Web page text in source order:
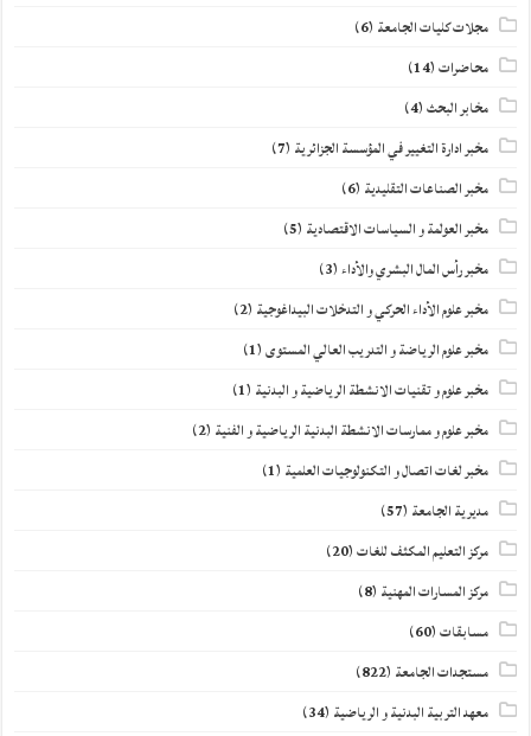
مجلات كليات الجامعة (6)
محاضرات(14)
مخابر البحث(4)
مخبر ادارة التغيير في المؤسسة الجزائرية (7)
مخبر الصناعات التقليدية (6)
مخبر العولمة و السياسات الاقتصادية (5)
مخبر رأس المال البشري والأداء(3)
مخبر علوم الأداء الحركي و التدخلات البيداغوجية (2)
مخبر علوم الرياضة و التدريب العالي المستوى(1)
مخبر علوم و تقنيات الانشطة الرياضية و البدنية (1)
مخبر علوم و ممارسات الانشطة البدنية الرياضية و الفنية (2)
مخبر لغات اتصال و التكنولوجيات العلمية (1)
مديرية الجامعة (57)
مركز التعليم المكثف للغات(20)
مركز المسارات المهنية (8)
مسابقات(60)
مستجدات الجامعة (822)
معهد التربية البدنية و الرياضية (34)